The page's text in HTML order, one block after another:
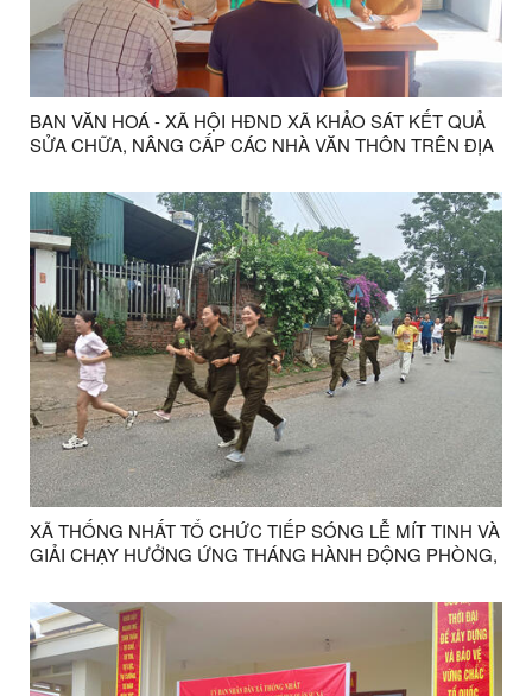
BAN VĂN HOÁ - XÃ HỘI HĐND XÃ KHẢO SÁT KẾT QUẢ
SỬA CHỮA, NÂNG CẤP CÁC NHÀ VĂN THÔN TRÊN ĐỊA
XÃ THỐNG NHẤT TỔ CHỨC TIẾP SÓNG LỄ MÍT TINH VÀ
GIẢI CHẠY HƯỞNG ỨNG THÁNG HÀNH ĐỘNG PHÒNG,